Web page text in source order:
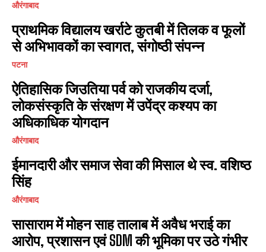
औरंगाबाद
प्राथमिक विद्यालय खर्राटे कुतबी में तिलक व फूलों
से अभिभावकों का स्वागत, संगोष्ठी संपन्न
पटना
ऐतिहासिक जिउतिया पर्व को राजकीय दर्जा,
लोकसंस्कृति के संरक्षण में उपेंद्र कश्यप का
अधिकाधिक योगदान
औरंगाबाद
ईमानदारी और समाज सेवा की मिसाल थे स्व. वशिष्ठ
सिंह
औरंगाबाद
सासाराम में मोहन साह तालाब में अवैध भराई का
आरोप, प्रशासन एवं SDM की भूमिका पर उठे गंभीर